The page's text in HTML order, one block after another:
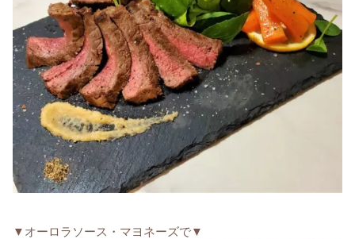
▼オーロラソース・マヨネーズで▼